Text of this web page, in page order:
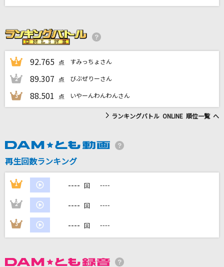
Hilcrhyme(ヒルクライム)
[生音]歌舞伎町の女王
椎名林檎
綺麗事
星街すいせい
カラオケ最新情報をチェック！
カラオケをもっと楽しもう！
自宅でカラオケ歌い放題！
1 92.765 点 すみっちょさん
2 89.307 点 びぶぜりーさん
3 88.501 点 いやーんわんわんさん
ランキングバトル ONLINE 順位一覧 へ
再生回数ランキング
1 ---- 回 ----
2 ---- 回 ----
3 ---- 回 ----